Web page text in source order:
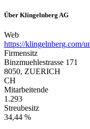
Über Klingelnberg AG
Web
https://klingelnberg.com/
Firmensitz
Binzmuehlestrasse 171
8050, ZUERICH
CH
Mitarbeitende
1.293
Streubesitz
34,44 %